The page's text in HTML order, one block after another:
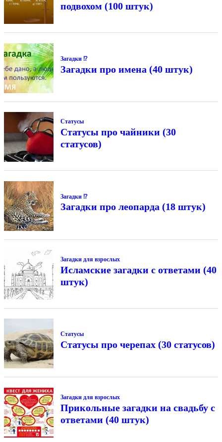
подвохом (100 штук)
Загадки ⁉
Загадки про имена (40 штук)
Статусы
Статусы про чайники (30
статусов)
Загадки ⁉
Загадки про леопарда (18 штук)
Загадки для взрослых
Исламские загадки с ответами (40
штук)
Статусы
Статусы про черепах (30 статусов)
Загадки для взрослых
Прикольные загадки на свадьбу с
ответами (40 штук)